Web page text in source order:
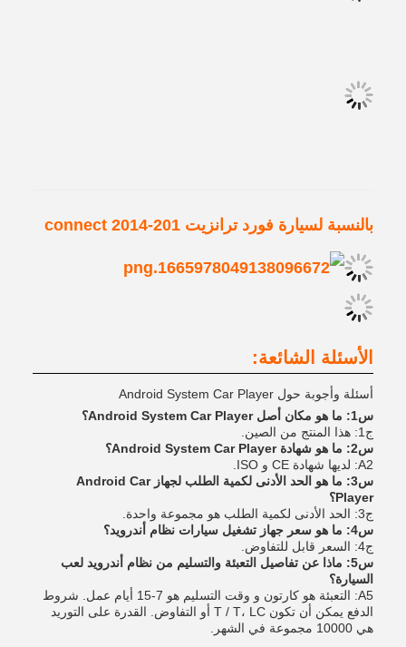
بالنسبة لسيارة فورد ترانزيت connect 2014-201
الأسئلة الشائعة:
أسئلة وأجوبة حول Android System Car Player
س1: ما هو مكان أصل Android System Car Player؟
ج1: هذا المنتج من الصين.
س2: ما هو شهادة Android System Car Player؟
A2: لديها شهادة CE و ISO.
س3: ما هو الحد الأدنى لكمية الطلب لجهاز Android Car
Player؟
ج3: الحد الأدنى لكمية الطلب هو مجموعة واحدة.
س4: ما هو سعر جهاز تشغيل سيارات نظام أندرويد؟
ج4: السعر قابل للتفاوض.
س5: ماذا عن تفاصيل التعبئة والتسليم من نظام أندرويد لعب
السيارة؟
A5: التعبئة هو كارتون و وقت التسليم هو 7-15 أيام عمل. شروط
الدفع يمكن أن تكون T / T، LC أو التفاوض. القدرة على التوريد
هي 10000 مجموعة في الشهر.